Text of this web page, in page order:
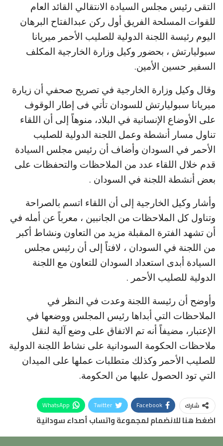
التقى رئيس مجلس السيادة الانتقالي القائد العام
للقوات المسلحة الفريق أول ركن عبدالفتاح البرهان
اليوم رئيسة اللجنة الدولية للصليب الأحمر ميريانا
سبوليارتش ، بحضور وكيل وزارة الخارجية المكلف
السفير حسين الأمين.
وقال وكيل وزارة الخارجية في تصريح صحفي أن زيارة
ميريانا سبوليارتش للسودان تأتي فى إطار الوقوف
على الأوضاع الإنسانية في البلاد، منوهاً إلى أن اللقاء
تناول مسار أنشطة وعمل اللجنة الدولية للصليب
الأحمر في السودان وأضاف أن رئيس مجلس السيادة
قدم خلال اللقاء عدد من الملاحظات والتحفظات على
بعض أنشطة اللجنة في السودان .
وأشار وكيل الخارجية إلى أن اللقاء اتسم بالصراحة
وتناول كل الملاحظات من الجانبين ، معرباً عن أمله في
أن تشهد الفترة المقبلة مزيد من التعاون ونشاط أكبر
من اللجنة في السودان ، لافتاً إلى أن رئيس مجلس
السيادة أبدى استعداد السودان للتعاون مع اللجنة
الدولية للصليب الأحمر .
وأوضح أن رئيسة اللجنة وعدت في النظر في
الملاحظات التي أبداها رئيس المجلس ووضعها في
الإعتبار، مضيفاً أنه تم الاتفاق على وضع آلية لنقل
ملاحظات الحكومة السودانية على نشاط اللجنة الدولية
للصليب الأحمر وكذلك متطلبات عملها على الميدان
التي تود الحصول عليها من الحكومة.
شارك Facebook
Twitter
WhatsApp
اضغط هنا للانضمام لمجموعة واتساب أصداء سودانية